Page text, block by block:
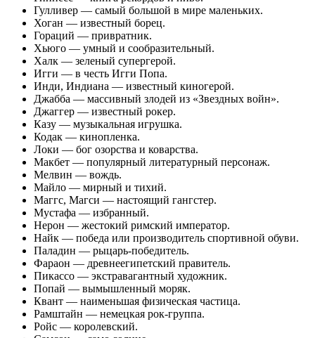
Гулливер — самый большой в мире маленьких.
Хоган — известный борец.
Гораций — привратник.
Хьюго — умный и сообразительный.
Халк — зеленый супергерой.
Игги — в честь Игги Попа.
Инди, Индиана — известный киногерой.
Джабба — массивный злодей из «Звездных войн».
Джаггер — известный рокер.
Казу — музыкальная игрушка.
Кодак — кинопленка.
Локи — бог озорства и коварства.
Макбет — популярный литературный персонаж.
Мелвин — вождь.
Майло — мирный и тихий.
Маггс, Магси — настоящий гангстер.
Мустафа — избранный.
Нерон — жестокий римский император.
Найк — победа или производитель спортивной обуви.
Паладин — рыцарь-победитель.
Фараон — древнеегипетский правитель.
Пикассо — экстравагантный художник.
Попай — вымышленный моряк.
Квант — наименьшая физическая частица.
Рамштайн — немецкая рок-группа.
Ройс — королевский.